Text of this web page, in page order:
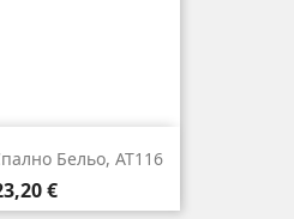
Бельо, AT116
€